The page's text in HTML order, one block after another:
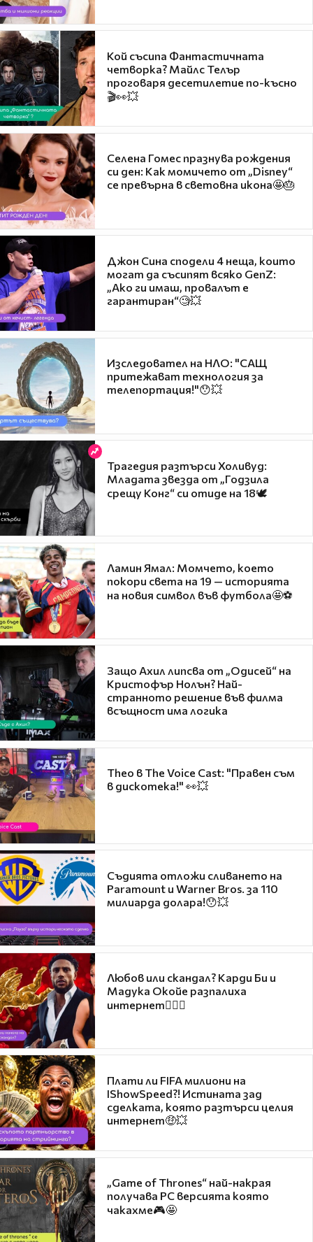
Кой съсипа Фантастичната
четворка? Майлс Телър
проговаря десетилетие по-късно
🎬👀💥
Селена Гомес празнува рождения
си ден: Как момичето от „Disney“
се превърна в световна икона🤩🎂
Джон Сина сподели 4 неща, които
могат да съсипят всяко GenZ:
„Ако ги имаш, провалът е
гарантиран“🧐💥
Изследовател на НЛО: "САЩ
притежават технология за
телепортация!"😯💥
Трагедия разтърси Холивуд:
Младата звезда от „Годзила
срещу Конг“ си отиде на 18🕊️
Ламин Ямал: Момчето, което
покори света на 19 — историята
на новия символ във футбола🤩⚽
Защо Ахил липсва от „Одисей“ на
Кристофър Нолън? Най-
странното решение във филма
всъщност има логика
Theo в The Voice Cast: "Правен съм
в дискотека!" 👀💥
Съдията отложи сливането на
Paramount и Warner Bros. за 110
милиарда долара!😯💥
Любов или скандал? Карди Би и
Мадука Окойе разпалиха
интернет❤️‍🔥🔥
Плати ли FIFA милиони на
IShowSpeed?! Истината зад
сделката, която разтърси целия
интернет🤑💥
„Game of Thrones“ най-накрая
получава PC версията която
чакахме🎮🤩